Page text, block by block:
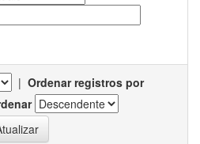
| Ordenar registros por